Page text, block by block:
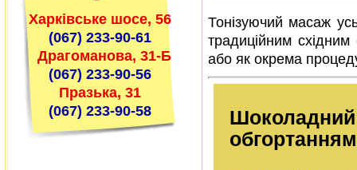
Харківське шосе, 56
(067) 233-90-61
Драгоманова, 31-Б
(067) 233-90-56
Празька, 31
(067) 233-90-58
Тонізуючий масаж
традиційним східним
або як окрема
обгортанням